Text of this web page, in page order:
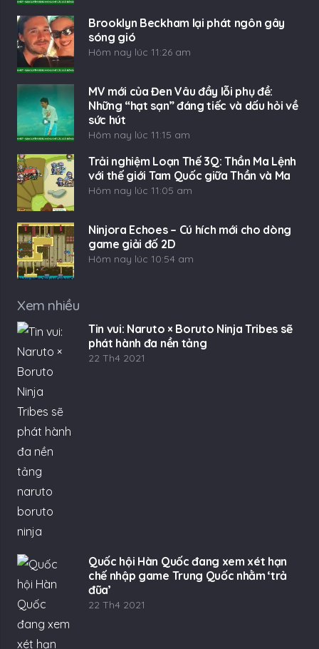
Brooklyn Beckham lại phát ngôn gây
sóng gió
Hôm nay lúc 11:26 am
MV mới của Đen Vâu đầy lỗi phụ đề:
Những “hạt sạn” đáng tiếc và dấu hỏi về
sức hút
Hôm nay lúc 11:15 am
Trải nghiệm Loạn Thế 3Q: Thần Ma Lệnh
với thế giới Tam Quốc giữa Thần và Ma
Hôm nay lúc 11:05 am
Ninjora Echoes – Cú hích mới cho dòng
game giải đố 2D
Hôm nay lúc 10:54 am
Xem nhiều
Tin vui: Naruto × Boruto Ninja Tribes sẽ
phát hành đa nền tảng
22 Th4 2021
Quốc hội Hàn Quốc đang xem xét hạn
chế nhập game Trung Quốc nhằm ‘trả
đũa’
22 Th4 2021